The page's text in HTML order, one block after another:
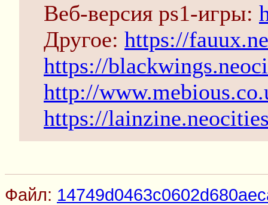
Веб-версия ps1-игры:
Другое: https://
https://
http://
https://
Файл: